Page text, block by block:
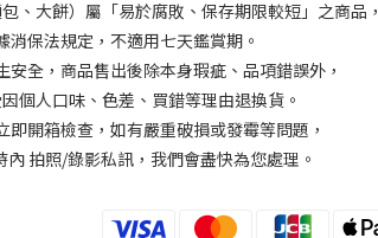
、大餅）屬「易於腐敗、保存期限較短」之商品，
消保法規定，不適用七天鑑賞期。
安全，商品售出後除本身瑕疵、品項錯誤外，
個人口味、色差、買錯等理由退換貨。
即開箱檢查，如有嚴重破損或發霉等問題，
內 拍照/錄影私訊，我們會盡快為您處理。